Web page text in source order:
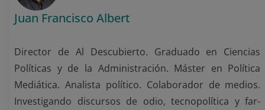
Juan Francisco Albert
Director de Al Descubierto. Graduado en Ciencias
Políticas y de la Administración. Máster en Política
Mediática. Analista político. Colaborador de medios.
Investigando discursos de odio, tecnopolítica y far-